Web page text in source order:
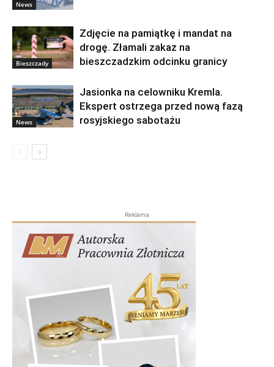
News
Bieszczady
Zdjęcie na pamiątkę i mandat na
drogę. Złamali zakaz na
bieszczadzkim odcinku granicy
News
Jasionka na celowniku Kremla.
Ekspert ostrzega przed nową fazą
rosyjskiego sabotażu
Reklama